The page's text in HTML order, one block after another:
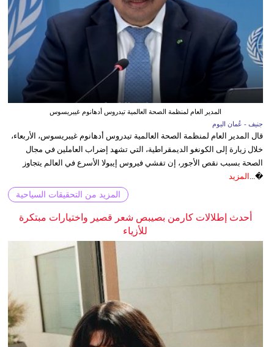
المدير العام لمنظمة الصحة العالمية تيدروس أدهانوم غيبريسوس
جنيف - عُمان اليوم
قال المدير العام لمنظمة الصحة العالمية تيدروس أدهانوم غيبريسوس، الأربعاء،
خلال زيارة إلى الكونغو الديمقراطية، التي تشهد إضراب العاملين في مجال
الصحة بسبب نقص الأجور، إن تفشي فيروس إيبولا الأسرع في العالم يتجاوز
�... المزيد
المزيد من التحقيقات السياحية
أحدث إطلالات كارمن بصيبص شعر قصير واختيارات مبتكرة
للأزياء